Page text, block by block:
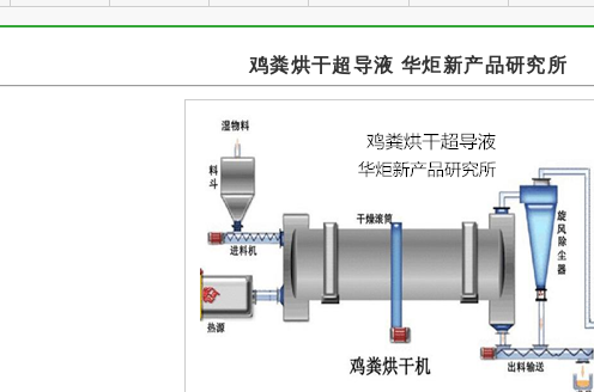
鸡粪烘干超导液 华炬新产品研究所